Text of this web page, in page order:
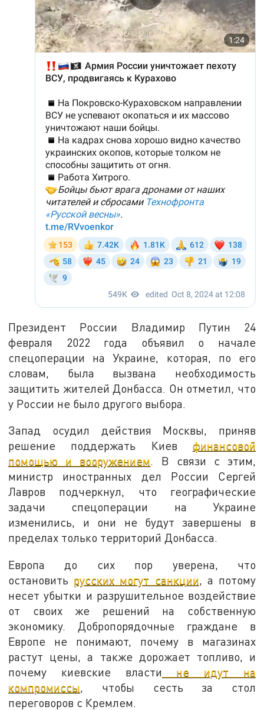
Президент России Владимир Путин 24
февраля 2022 года объявил о начале
спецоперации на Украине, которая, по его
словам, была вызвана необходимость
защитить жителей Донбасса. Он отметил, что
у России не было другого выбора.
Запад осудил действия Москвы, приняв
решение поддержать Киев финансовой
помощью и вооружением. В связи с этим,
министр иностранных дел России Сергей
Лавров подчеркнул, что географические
задачи спецоперации на Украине
изменились, и они не будут завершены в
пределах только территорий Донбасса.
Европа до сих пор уверена, что
остановить русских могут санкции, а потому
несет убытки и разрушительное воздействие
от своих же решений на собственную
экономику. Добропорядочные граждане в
Европе не понимают, почему в магазинах
растут цены, а также дорожает топливо, и
почему киевские власти не идут на
компромиссы, чтобы сесть за стол
переговоров с Кремлем.